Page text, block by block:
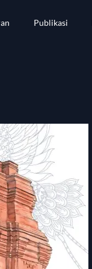
Publikasi